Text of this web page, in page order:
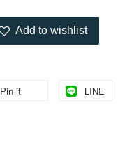
Add to wishlist
Pin it LINE